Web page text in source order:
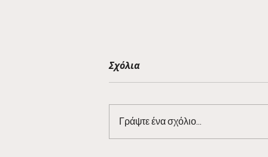
Barman Tales 7/3
Σχόλια
Γράψτε ένα σχόλιο...